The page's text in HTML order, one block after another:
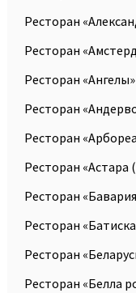
Ресторан
Ресторан
Ресторан «Ангелы»
Ресторан
Ресторан
Ресторан «Астара
Ресторан
Ресторан
Ресторан
Ресторан «Белла